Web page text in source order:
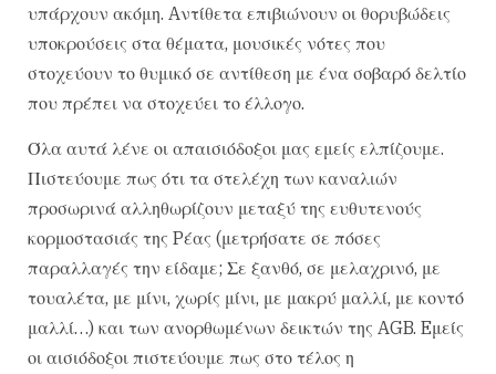
υπάρχουν ακόμη. Aντίθετα επιβιώνουν οι θορυβώδεις
υποκρούσεις στα θέματα, μουσικές νότες που
στοχεύουν το θυμικό σε αντίθεση με ένα σοβαρό δελτίο
που πρέπει να στοχεύει το έλλογο.
Όλα αυτά λένε οι απαισιόδοξοι μας εμείς ελπίζουμε.
Πιστεύουμε πως ότι τα στελέχη των καναλιών
προσωρινά αλληθωρίζουν μεταξύ της ευθυτενούς
κορμοστασιάς της Pέας (μετρήσατε σε πόσες
παραλλαγές την είδαμε; Σε ξανθό, σε μελαχρινό, με
τουαλέτα, με μίνι, χωρίς μίνι, με μακρύ μαλλί, με κοντό
μαλλί…) και των ανορθωμένων δεικτών της AGB. Eμείς
οι αισιόδοξοι πιστεύουμε πως στο τέλος η